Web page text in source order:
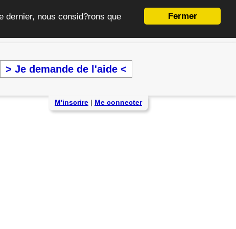
Fermer
dernier, nous consid?rons que
> Je demande de l'aide <
M'inscrire | Me connecter